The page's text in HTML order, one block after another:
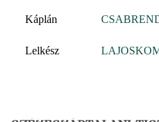
Káplán
Lelkész